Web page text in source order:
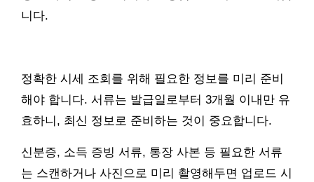
니다.
정확한 시세 조회를 위해 필요한 정보를 미리 준비
해야 합니다. 서류는 발급일로부터 3개월 이내만 유
효하니, 최신 정보로 준비하는 것이 중요합니다.
신분증, 소득 증빙 서류, 통장 사본 등 필요한 서류
는 스캔하거나 사진으로 미리 촬영해두면 업로드 시